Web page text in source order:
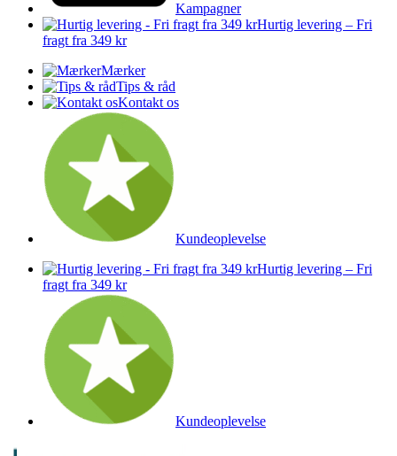
Kampagner
Hurtig levering – Fri
fragt fra 349 kr
Mærker
Tips & råd
Kontakt os
Kundeoplevelse
Hurtig levering – Fri
fragt fra 349 kr
Kundeoplevelse